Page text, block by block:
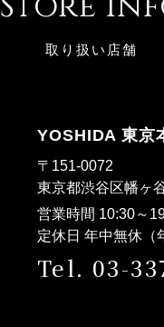
取り扱い店舗
YOSHIDA 東京
〒151-0072
東京都渋谷区幡ヶ
営業時間 10:30～
定休日 年中無休（
Tel. 03-